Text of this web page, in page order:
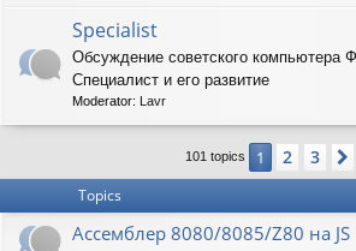
Specialist
Обсуждение советского компьютера
Специалист и его развитие
Moderator: Lavr
101 topics 1 2 3
Topics
Ассемблер 8080/8085/Z80 на JS